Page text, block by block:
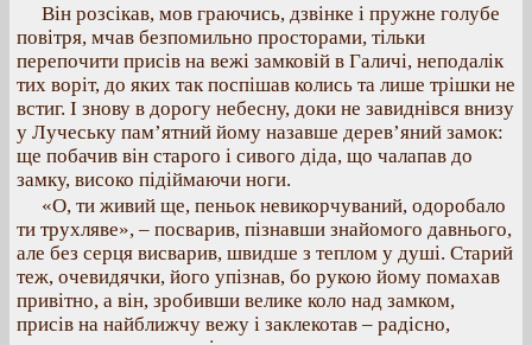
Він розсікав, мов граючись, дзвінке і пружне голубе
повітря, мчав безпомильно просторами, тільки
перепочити присів на вежі замковій в Галичі, неподалік
тих воріт, до яких так поспішав колись та лише трішки не
встиг. І знову в дорогу небесну, доки не завиднівся внизу
у Лучеську пам’ятний йому назавше дерев’яний замок:
ще побачив він старого і сивого діда, що чалапав до
замку, високо підіймаючи ноги.
«О, ти живий ще, пеньок невикорчуваний, одоробало
ти трухляве», – посварив, пізнавши знайомого давнього,
але без серця висварив, швидше з теплом у душі. Старий
теж, очевидячки, його упізнав, бо рукою йому помахав
привітно, а він, зробивши велике коло над замком,
присів на найближчу вежу і заклекотав – радісно,